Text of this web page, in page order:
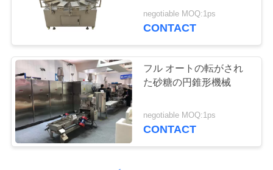
に
つ
い
て
negotiable MOQ:1ps
CONTACT
フル オートの転がされ
た砂糖の円錐形機械
negotiable MOQ:1ps
CONTACT